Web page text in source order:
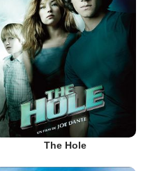
The Hole